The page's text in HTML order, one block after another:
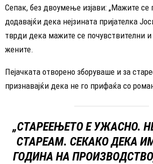
Сепак, без двоумење изјави: „Мажите се
додавајќи дека нејзината пријателка
тврди дека мажите се почувствителни
жените.
Пејачката отворено зборуваше и за
признавајќи дека не го прифаќа со
„СТАРЕЕЊЕТО Е УЖАСНО.
СТАРЕАМ. СЕКАКО ДЕКА
ГОДИНА НА